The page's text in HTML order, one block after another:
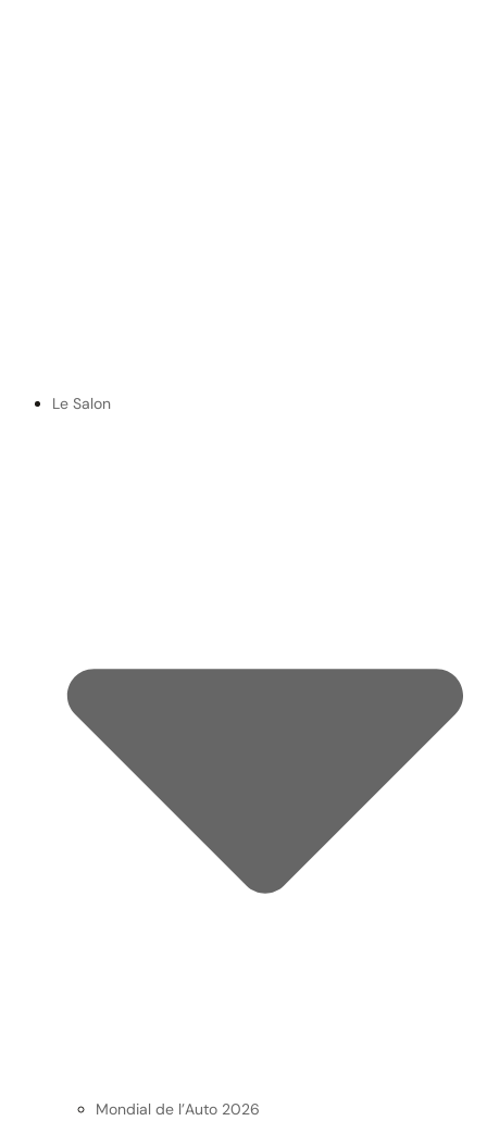
Le Salon
Mondial de l’Auto 2026